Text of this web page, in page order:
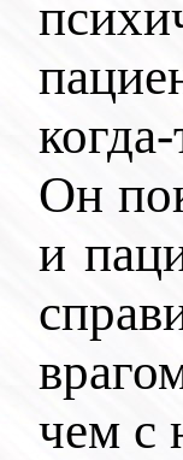
Он
и
чем с